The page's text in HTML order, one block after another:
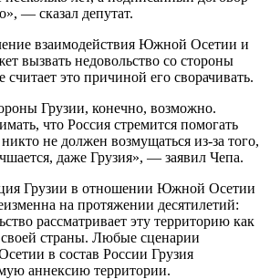
— сказал депутат.
взаимодействия Южной Осетии и
вызвать недовольство со стороны
считает это причиной его сворачивать.
Грузии, конечно, возможно.
что Россия стремится помогать
не должен возмущаться из-за того,
даже Грузия», — заявил Чепа.
Грузии в отношении Южной Осетии
на протяжении десятилетий:
рассматривает эту территорию как
страны. Любые сценарии
в состав России Грузия
аннексию территории.